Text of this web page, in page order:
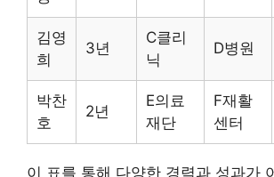
김영
희
3년
C클리
닉
D병원
박찬
호
2년
E의료
재단
F재활
센터
이 표를 통해 다양한 경력과 성과가